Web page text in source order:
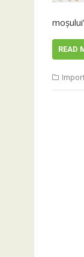
READ